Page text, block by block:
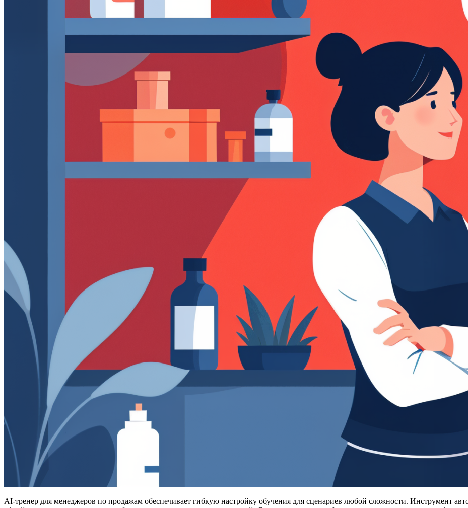
Управление командой
Гостевой доступ
Виджет для amoCRM
Битрикс24
SMS-центр
Голосовой робот для звонков
Голосовой робот с женским голосом
Мероприятия и новости
Войти
+7(800)333-97-02
Попробовать бесплатно
AI-тренер для менеджеров по продажам обеспечивает гибкую настройку обучения для сценариев любой сложности. Инструмент